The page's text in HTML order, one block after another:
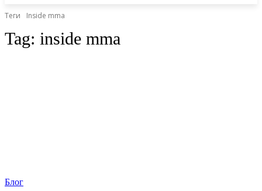
Теги Inside mma
Tag: inside mma
Блог